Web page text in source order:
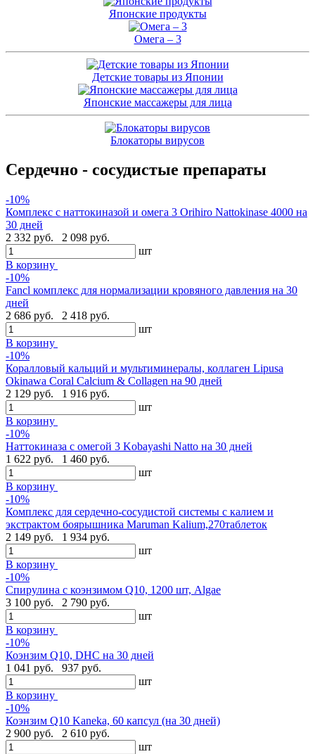
Японские продукты
Омега – 3
Детские товары из Японии
Японские массажеры для лица
Блокаторы вирусов
Сердечно - сосудистые препараты
-10%
Комплекс с наттокиназой и омега 3 Orihiro Nattokinase 4000 на
30 дней
2 332 руб.
2 098 руб.
шт
В корзину
-10%
Fancl комплекс для нормализации кровяного давления на 30
дней
2 686 руб.
2 418 руб.
шт
В корзину
-10%
Коралловый кальций и мультиминералы, коллаген Lipusa
Okinawa Coral Calcium & Collagen на 90 дней
2 129 руб.
1 916 руб.
шт
В корзину
-10%
Наттокиназа с омегой 3 Kobayashi Natto на 30 дней
1 622 руб.
1 460 руб.
шт
В корзину
-10%
Комплекс для сердечно-сосудистой системы с калием и
экстрактом боярышника Maruman Kalium,270таблеток
2 149 руб.
1 934 руб.
шт
В корзину
-10%
Спирулина с коэнзимом Q10, 1200 шт, Algae
3 100 руб.
2 790 руб.
шт
В корзину
-10%
Коэнзим Q10, DHC на 30 дней
1 041 руб.
937 руб.
шт
В корзину
-10%
Коэнзим Q10 Kaneka, 60 капсул (на 30 дней)
2 900 руб.
2 610 руб.
шт